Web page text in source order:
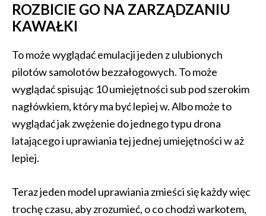
ROZBICIE GO NA ZARZĄDZANIU
KAWAŁKI
To może wyglądać emulacji jeden z ulubionych
pilotów samolotów bezzałogowych. To może
wyglądać spisując 10 umiejętności sub pod szerokim
nagłówkiem, który ma być lepiej w. Albo może to
wyglądać jak zwężenie do jednego typu drona
latającego i uprawiania tej jednej umiejętności w aż
lepiej.
Teraz jeden model uprawiania zmieści się każdy więc
trochę czasu, aby zrozumieć, o co chodzi warkotem,